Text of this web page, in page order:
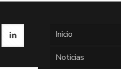
Inicio
Noticias